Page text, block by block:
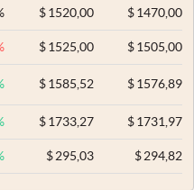
$ 1520,00 $1470,00
$ 1525,00 $1505,00
$ 1585,52 $1576,89
$ 1733,27 $1731,97
$ 295,03 $294,82